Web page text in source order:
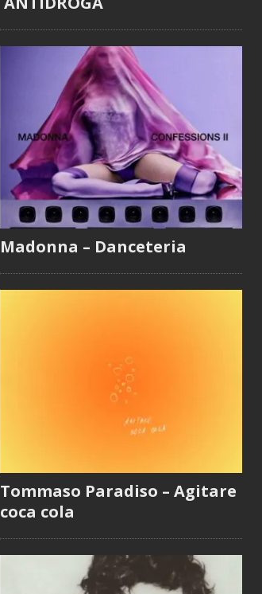
Madonna – Danceteria
Tommaso Paradiso – Agitare
coca cola